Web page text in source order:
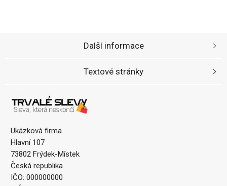
Ukázková firma
Hlavní 107
73802 Frýdek-Místek
Česká republika
IČO: 000000000
Další informace
Textové stránky